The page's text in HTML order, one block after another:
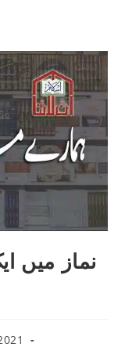
نماز میں